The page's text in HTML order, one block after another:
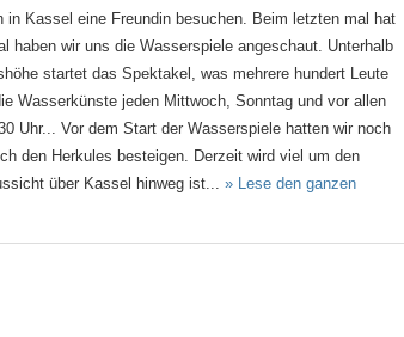
in Kassel eine Freundin besuchen. Beim letzten mal hat
haben wir uns die Wasserspiele angeschaut. Unterhalb
startet das Spektakel, was mehrere hundert Leute
Wasserkünste jeden Mittwoch, Sonntag und vor allen
Uhr... Vor dem Start der Wasserspiele hatten wir noch
den Herkules besteigen. Derzeit wird viel um den
über Kassel hinweg ist...» Lese den ganzen